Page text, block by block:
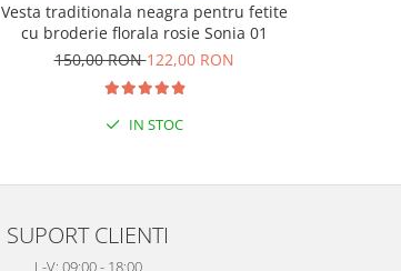
Vesta traditionala neagra pentru fetite
cu broderie florala rosie Sonia 01
150,00 RON122,00 RON
IN STOC
SUPORT CLIENTI
L-V: 09:00 - 18:00